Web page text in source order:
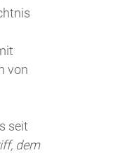
von
seit
dem